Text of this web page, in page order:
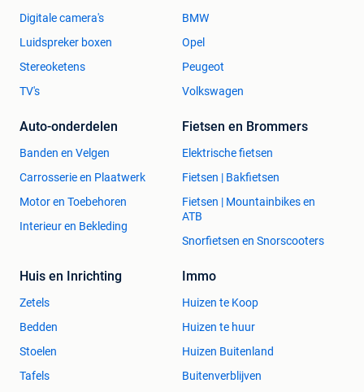
Digitale camera's
Luidspreker boxen
Stereoketens
TV's
BMW
Opel
Peugeot
Volkswagen
Auto-onderdelen
Banden en Velgen
Carrosserie en Plaatwerk
Motor en Toebehoren
Interieur en Bekleding
Fietsen en Brommers
Elektrische fietsen
Fietsen | Bakfietsen
Fietsen | Mountainbikes en
ATB
Snorfietsen en Snorscooters
Huis en Inrichting
Zetels
Bedden
Stoelen
Tafels
Immo
Huizen te Koop
Huizen te huur
Huizen Buitenland
Buitenverblijven